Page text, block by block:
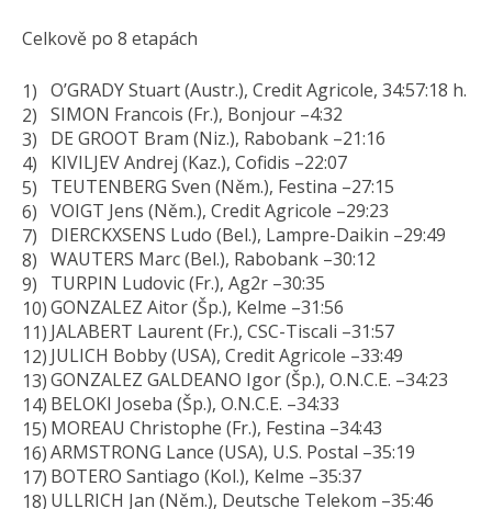
Celkově po 8 etapách
O’GRADY Stuart (Austr.), Credit Agricole, 34:57:18 h.
SIMON Francois (Fr.), Bonjour –4:32
DE GROOT Bram (Niz.), Rabobank –21:16
KIVILJEV Andrej (Kaz.), Cofidis –22:07
TEUTENBERG Sven (Něm.), Festina –27:15
VOIGT Jens (Něm.), Credit Agricole –29:23
DIERCKXSENS Ludo (Bel.), Lampre-Daikin –29:49
WAUTERS Marc (Bel.), Rabobank –30:12
TURPIN Ludovic (Fr.), Ag2r –30:35
GONZALEZ Aitor (Šp.), Kelme –31:56
JALABERT Laurent (Fr.), CSC-Tiscali –31:57
JULICH Bobby (USA), Credit Agricole –33:49
GONZALEZ GALDEANO Igor (Šp.), O.N.C.E. –34:23
BELOKI Joseba (Šp.), O.N.C.E. –34:33
MOREAU Christophe (Fr.), Festina –34:43
ARMSTRONG Lance (USA), U.S. Postal –35:19
BOTERO Santiago (Kol.), Kelme –35:37
ULLRICH Jan (Něm.), Deutsche Telekom –35:46